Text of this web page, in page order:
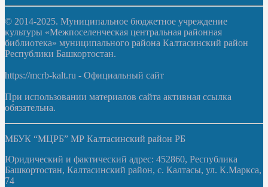
© 2014-2025. Муниципальное бюджетное учреждение
культуры «Межпоселенческая центральная районная
библиотека» муниципального района Калтасинский район
Республики Башкортостан.
https://mcrb-kalt.ru - Официальный сайт
При использовании материалов сайта активная ссылка
обязательна.
МБУК “МЦРБ” МР Калтасинский район РБ
Юридический и фактический адрес: 452860, Республика
Башкортостан, Калтасинский район, с. Калтасы, ул. К.Маркса,
74